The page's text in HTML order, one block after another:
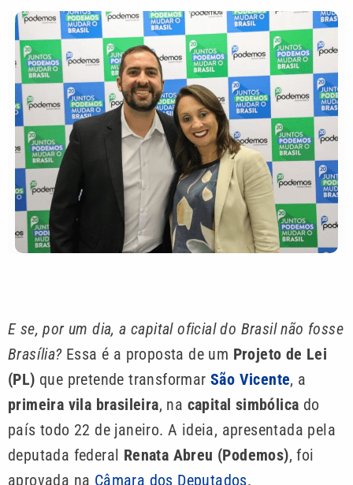
E se, por um dia, a capital oficial do Brasil não fosse
Brasília?Essa é a proposta de um Projeto de Lei
(PL) que pretende transformarSão Vicente, a
primeira vila brasileira, na capital simbólica do
país todo 22 de janeiro. A ideia, apresentada pela
deputada federal Renata Abreu (Podemos), foi
aprovada na Câmara dos Deputados.